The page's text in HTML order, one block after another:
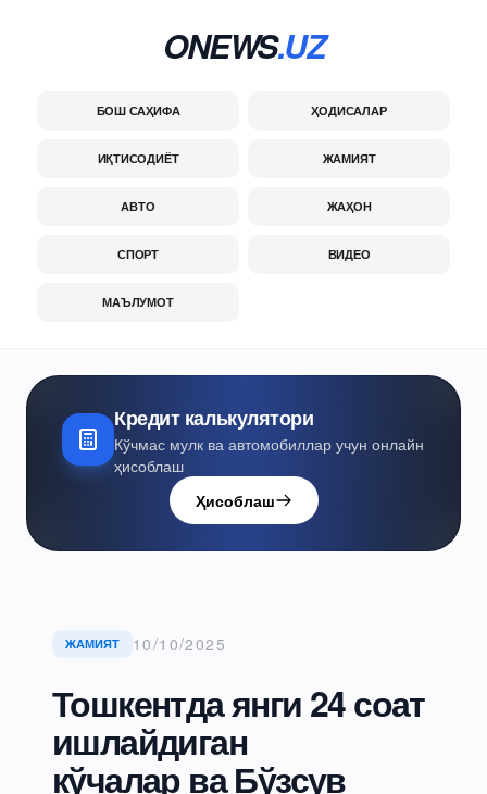
ONEWS.UZ
БОШ САҲИФА ҲОДИСАЛАР
ИҚТИСОДИЁТ ЖАМИЯТ
АВТО ЖАҲОН
СПОРТ ВИДЕО
МАЪЛУМОТ
Кредит калькулятори
Кўчмас мулк ва автомобиллар учун онлайн
ҳисоблаш
Ҳисоблаш
ЖАМИЯТ 10/10/2025
Тошкентда янги 24 соат
ишлайдиган
кўчалар ва Бўзсув